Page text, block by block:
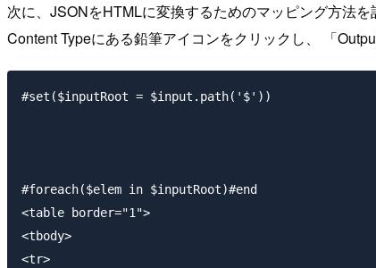
次に、JSONをHTMLに変換するためのマッピング方法
Content Typeにある鉛筆アイコンをクリックし、 「
#set($inputRoot = $input.path('$'))
#foreach($elem in $inputRoot)#end
<table border="1">
<tbody>
<tr>